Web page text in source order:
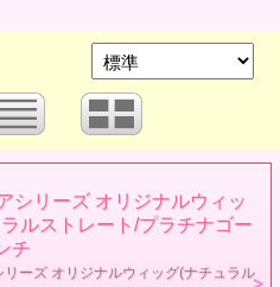
シリーズ オリジナルウィッ
ルストレート/プラチナゴー
チ
リーズ オリジナルウィッグ(ナチュラル